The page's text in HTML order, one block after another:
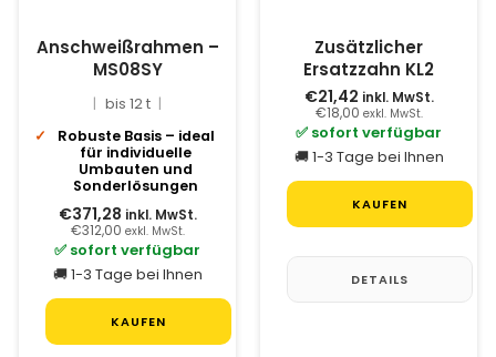
Anschweißrahmen –
MS08SY
bis 12 t
Robuste Basis – ideal
für individuelle
Umbauten und
Sonderlösungen
€371,28 inkl. MwSt.
€312,00 exkl. MwSt.
✅ sofort verfügbar
🚚 1-3 Tage bei Ihnen
KAUFEN
Zusätzlicher
Ersatzzahn KL2
€21,42 inkl. MwSt.
€18,00 exkl. MwSt.
✅ sofort verfügbar
🚚 1-3 Tage bei Ihnen
KAUFEN
DETAILS